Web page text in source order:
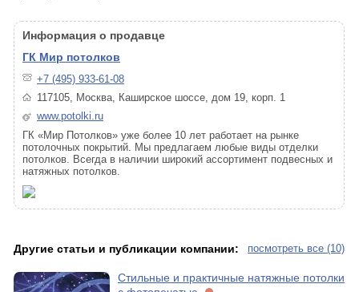
Информация о продавце
ГК Мир потолков
+7 (495) 933-61-08
117105, Москва, Каширское шоссе, дом 19, корп. 1
www.potolki.ru
ГК «Мир Потолков» уже более 10 лет работает на рынке
потолочных покрытий. Мы предлагаем любые виды отделки
потолков. Всегда в наличии широкий ассортимент подвесных и
натяжных потолков.
посмотреть все (10)
Другие статьи и публикации компании:
Стильные и практичные натяжные потолки